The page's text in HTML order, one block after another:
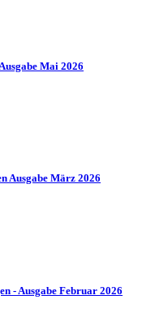
Mai 2026
Ausgabe März 2026
- Ausgabe Februar 2026